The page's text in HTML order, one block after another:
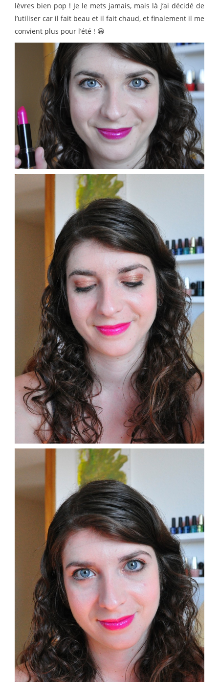
lèvres bien pop ! Je le mets jamais, mais là j’ai décidé de
l’utiliser car il fait beau et il fait chaud, et finalement il me
convient plus pour l’été ! 😀